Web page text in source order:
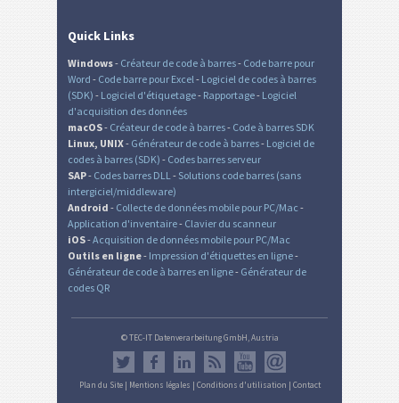
Quick Links
Windows- Créateur de code à barres- Code barre pour
Word - Code barre pour Excel - Logiciel de codes à barres
(SDK) - Logiciel d'étiquetage- Rapportage- Logiciel
d'acquisition des données
macOS- Créateur de code à barres- Code à barres SDK
Linux, UNIX- Générateur de code à barres- Logiciel de
codes à barres (SDK) - Codes barres serveur
SAP- Codes barres DLL - Solutions code barres (sans
intergiciel/middleware)
Android - Collecte de données mobile pour PC/Mac -
Application d'inventaire- Clavier du scanneur
iOS-Acquisition de données mobile pour PC/Mac
Outils en ligne- Impression d'étiquettes en ligne-
Générateur de code à barres en ligne- Générateur de
codes QR
© TEC-IT Datenverarbeitung GmbH, Austria
Plan du Site| Mentions légales | Conditions d'utilisation | Contact